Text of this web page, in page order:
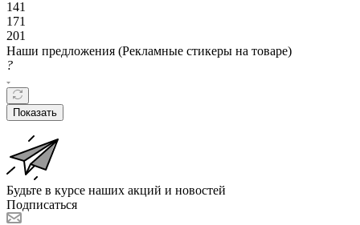
141
171
201
Наши предложения (Рекламные стикеры на товаре)
?
Показать
Будьте в курсе наших акций и новостей
Подписаться